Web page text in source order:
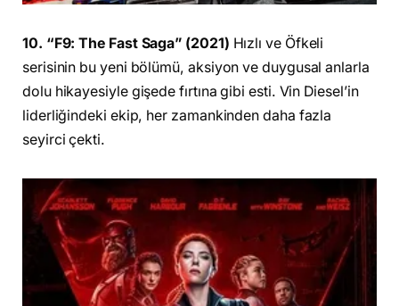
10. “F9: The Fast Saga” (2021) Hızlı ve Öfkeli
serisinin bu yeni bölümü, aksiyon ve duygusal anlarla
dolu hikayesiyle gişede fırtına gibi esti. Vin Diesel’in
liderliğindeki ekip, her zamankinden daha fazla
seyirci çekti.